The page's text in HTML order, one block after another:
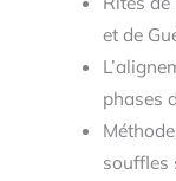
et de
phases
souffles